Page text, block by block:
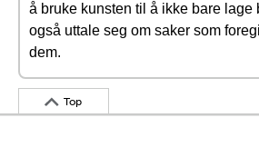
å bruke kunsten til å ikke bare lage
også uttale seg om saker som
dem.
Top